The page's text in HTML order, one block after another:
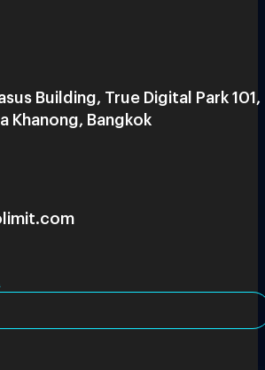
Building, True Digital Park 101,
Khanong, Bangkok